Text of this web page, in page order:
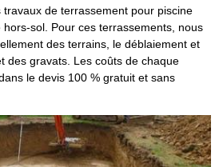
travaux de terrassement pour piscine
sol. Pour ces terrassements, nous
des terrains, le déblaiement et
des gravats. Les coûts de chaque
le devis 100 % gratuit et sans